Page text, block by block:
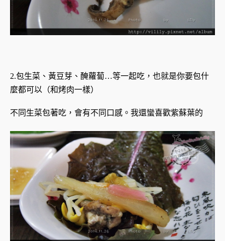
2.包生菜、黃豆芽、醃蘿蔔…等一起吃，也就是你要包什
麼都可以（和烤肉一樣）
不同生菜包著吃，會有不同口感。 我還蠻喜歡紫蘇葉的